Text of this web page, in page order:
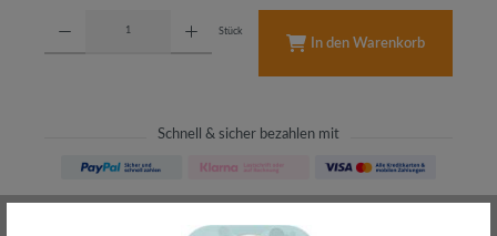
Stück
In den Warenkorb
Schnell & sicher bezahlen mit